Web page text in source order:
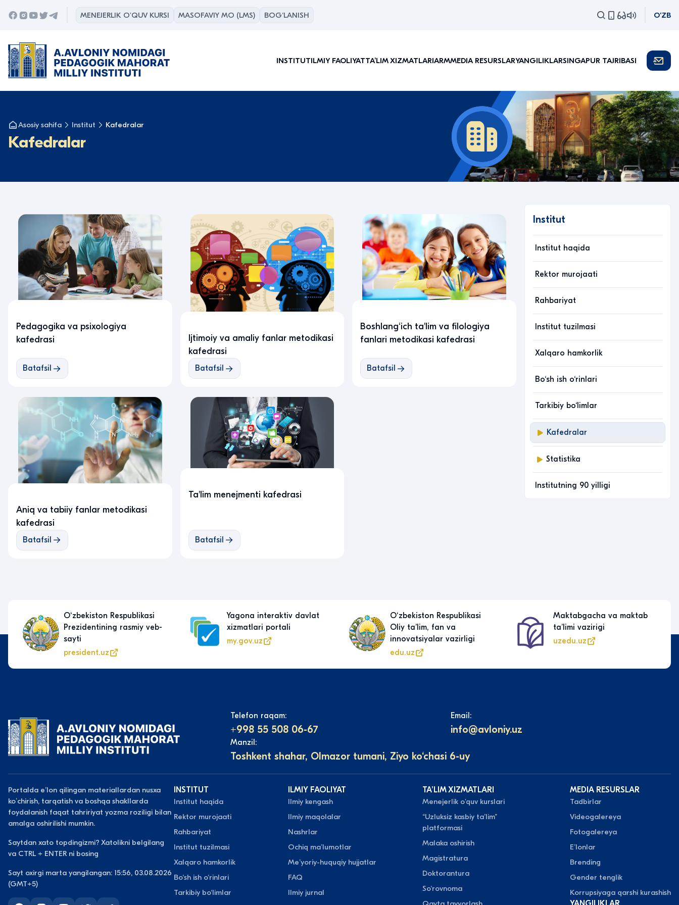
MENEJERLIK O'QUV KURSI MASOFAVIY MO (LMS) BOG‘LANISH O‘ZB
INSTITUTILMIY FAOLIYATTAʼLIM XIZMATLARIARMMEDIA RESURSLARYANGILIKLARSINGAPUR TAJRIBASI
Asosiy sahifa Institut Kafedralar
Kafedralar
Pedagogika va psixologiya
kafedrasi
Batafsil
Ijtimoiy va amaliy fanlar metodikasi
kafedrasi
Batafsil
Boshlang‘ich ta'lim va filologiya
fanlari metodikasi kafedrasi
Batafsil
Aniq va tabiiy fanlar metodikasi
kafedrasi
Batafsil
Ta'lim menejmenti kafedrasi
Batafsil
Institut
Institut haqida
Rektor murojaati
Rahbariyat
Institut tuzilmasi
Xalqaro hamkorlik
Bo‘sh ish o‘rinlari
Tarkibiy bo‘limlar
Kafedralar
Statistika
Institutning 90 yilligi
Yagona interaktiv davlat
xizmatlari portali
my.gov.uz
Oʻzbekiston Respublikasi
Oliy taʼlim, fan va
innovatsiyalar vazirligi
Maktabgacha va maktab
taʼlimi vazirigi
uzedu.uz
Oʻzbekiston Respublikasi
Prezidentining rasmiy veb-
sayti
Telefon raqam:
+998 55 508 06-67
Email:
info@avloniy.uz
Manzil:
Toshkent shahar, Olmazor tumani, Ziyo ko‘chasi 6-uy
Portalda eʼlon qilingan materiallardan nusxa
koʻchirish, tarqatish va boshqa shakllarda
foydalanish faqat tahririyat yozma roziligi bilan
amalga oshirilishi mumkin.
Saytdan xato topdingizmi? Xatolikni belgilang
va CTRL + ENTER ni bosing
Sayt oxirgi marta yangilangan: 15:56, 03.08.2026
(GMT+5)
INSTITUT
Institut haqida
Rektor murojaati
Rahbariyat
Institut tuzilmasi
Xalqaro hamkorlik
Bo‘sh ish o‘rinlari
Tarkibiy bo‘limlar
ILMIY FAOLIYAT
Ilmiy kengash
Ilmiy maqolalar
Nashrlar
Ochiq maʼlumotlar
Meʼyoriy-huquqiy hujjatlar
FAQ
Ilmiy jurnal
TAʼLIM XIZMATLARI
Menejerlik o'quv kurslari
“Uzluksiz kasbiy taʼlim”
platformasi
Malaka oshirish
Magistratura
Doktorantura
So‘rovnoma
MEDIA RESURSLAR
Tadbirlar
Videogalereya
Fotogalereya
Eʼlonlar
Brending
Gender tenglik
Korrupsiyaga qarshi kurashish